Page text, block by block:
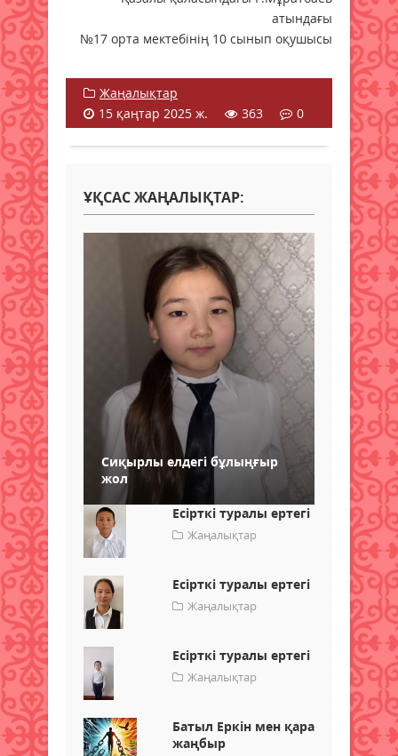
атындағы
№17 орта мектебінің 10 сынып оқушысы
Жаңалықтар
15 қаңтар 2025 ж.
363 0
ҰҚСАС ЖАҢАЛЫҚТАР:
Сиқырлы елдегі бұлыңғыр
жол
Есірткі туралы ертегі
Жаңалықтар
Есірткі туралы ертегі
Жаңалықтар
Есірткі туралы ертегі
Жаңалықтар
Батыл Еркін мен қара
жаңбыр